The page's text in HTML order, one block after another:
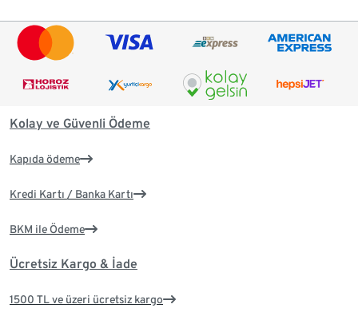
Kolay ve Güvenli Ödeme
Kapıda ödeme
Kredi Kartı / Banka Kartı
BKM ile Ödeme
Ücretsiz Kargo & İade
1500 TL ve üzeri ücretsiz kargo